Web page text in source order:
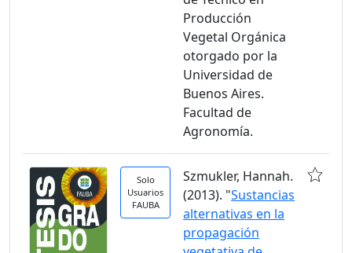
Producción
Vegetal Orgánica
otorgado por la
Universidad de
Buenos Aires.
Facultad de
Agronomía.
Solo
Usuarios
FAUBA
Szmukler, Hannah.
(2013). "Sustancias
alternativas en la
propagación